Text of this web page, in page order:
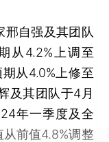
自强及其团队
从4.2%上调至
从4.0%上修至
及其团队于4月
年一季度及全
前值4.8%调整